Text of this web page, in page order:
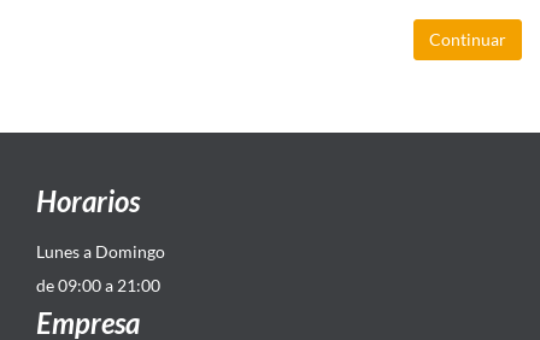
Continuar
Horarios
Lunes a Domingo
de 09:00 a 21:00
Empresa